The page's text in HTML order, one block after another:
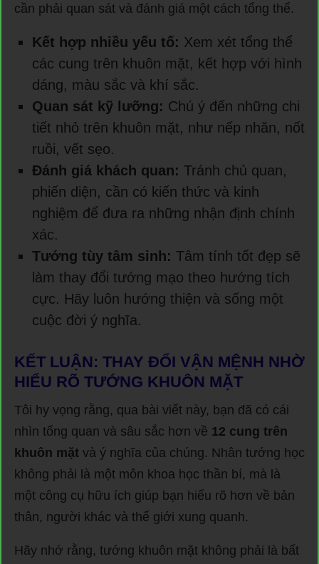
cần phải quan sát và đánh giá một cách tổng thể.
Kết hợp nhiều yếu tố: Xem xét tổng thể
các cung trên khuôn mặt, kết hợp với hình
dáng, màu sắc và khí sắc.
Quan sát kỹ lưỡng: Chú ý đến những chi
tiết nhỏ trên khuôn mặt, như nếp nhăn, nốt
ruồi, vết sẹo.
Đánh giá khách quan: Tránh chủ quan,
phiến diện, cần có kiến thức và kinh
nghiệm để đưa ra những nhận định chính
xác.
Tướng tùy tâm sinh: Tâm tính tốt đẹp sẽ
làm thay đổi tướng mạo theo hướng tích
cực. Hãy luôn hướng thiện và sống một
cuộc đời ý nghĩa.
KẾT LUẬN: THAY ĐỔI VẬN MỆNH NHỜ
HIỂU RÕ TƯỚNG KHUÔN MẶT
Tôi hy vọng rằng, qua bài viết này, bạn đã có cái
nhìn tổng quan và sâu sắc hơn về 12 cung trên
khuôn mặt và ý nghĩa của chúng. Nhân tướng học
không phải là một môn khoa học thần bí, mà là
một công cụ hữu ích giúp bạn hiểu rõ hơn về bản
thân, người khác và thế giới xung quanh.
Hãy nhớ rằng, tướng khuôn mặt không phải là bất